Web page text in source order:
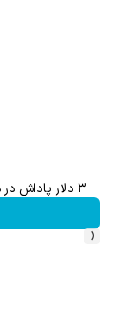
۳ دلار پاداش در هر لات معاملاتی در بروکر اینوسلو
‹